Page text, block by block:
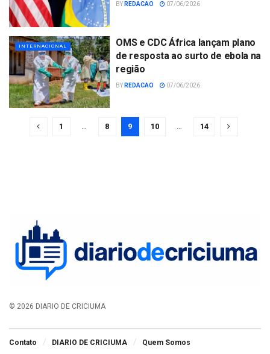
BY REDACAO 07/06/2026
INTERNACIONAL
OMS e CDC África lançam plano
de resposta ao surto de ebola na
região
BY REDACAO 07/06/2026
1 … 8 9 10 … 14
© 2026 DIARIO DE CRICIUMA
Contato DIARIO DE CRICIUMA Quem Somos